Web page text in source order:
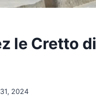
le Cretto di
2024